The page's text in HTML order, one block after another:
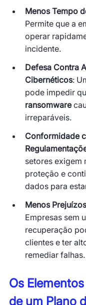
Menos Tempo
Permite que a
operar
incidente.
Defesa Contra
Cibernéticos:
pode impedir
ransomware
irreparáveis.
Conformidade
setores exigem
proteção e
dados para
Menos
Empresas sem
recuperação
clientes e ter
remediar falhas.
Os
de um Plano